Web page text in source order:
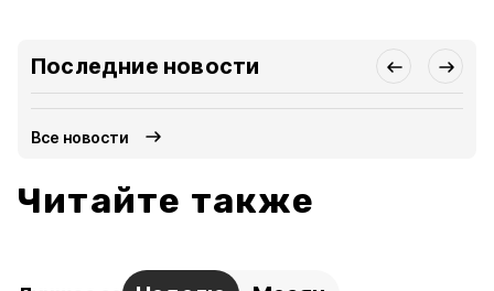
Последние новости
Все новости
Читайте также